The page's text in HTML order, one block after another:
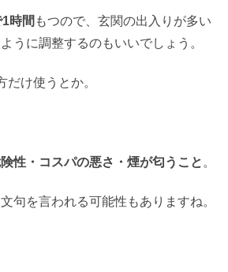
時間 もつので、玄関の出入りが多い
うに調整するのもいいでしょう。
だけ使うとか。
性・コスパの悪さ・煙が匂うこと 。
句を言われる可能性もありますね。